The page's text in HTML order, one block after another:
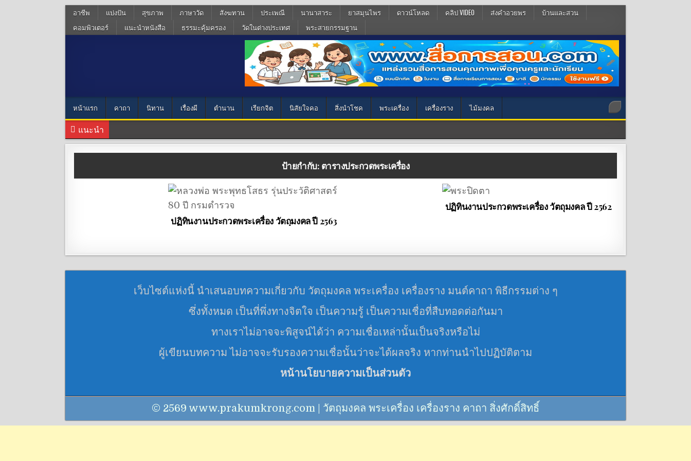
อาชีพ แบ่งปัน สุขภาพ ภาษาวัด สังฆทาน ประเพณี นานาสาระ ยาสมุนไพร ดาวน์โหลด คลิป VIDEO ส่งคำอวยพร
บ้านและสวน
คอมพิวเตอร์
แนะนำหนังสือ ธรรมะคุ้มครอง วัดในต่างประเทศ พระสายกรรมฐาน
หน้าแรก คาถา นิทาน เรื่องผี ตำนาน เรียกจิต นิสัยใจคอ สิ่งนำโชค พระเครื่อง เครื่องราง ไม้มงคล
แนะนำ
ป้ายกำกับ: ตารางประกวดพระเครื่อง
ปฏิทินงานประกวดพระเครื่อง วัตถุมงคล ปี 2563
ปฏิทินงานประกวดพระเครื่อง วัตถุมงคล ปี 2562
เว็บไซต์แห่งนี้ นำเสนอบทความเกี่ยวกับ วัตถุมงคล พระเครื่อง เครื่องราง มนต์คาถา พิธีกรรมต่าง ๆ
ซึ่งทั้งหมด เป็นที่พึ่งทางจิตใจ เป็นความรู้ เป็นความเชื่อที่สืบทอดต่อกันมา
ทางเราไม่อาจจะพิสูจน์ได้ว่า ความเชื่อเหล่านั้นเป็นจริงหรือไม่
ผู้เขียนบทความ ไม่อาจจะรับรองความเชื่อนั้นว่าจะได้ผลจริง หากท่านนำไปปฏิบัติตาม
หน้านโยบายความเป็นส่วนตัว
© 2569 www.prakumkrong.com | วัตถุมงคล พระเครื่อง เครื่องราง คาถา สิ่งศักดิ์สิทธิ์